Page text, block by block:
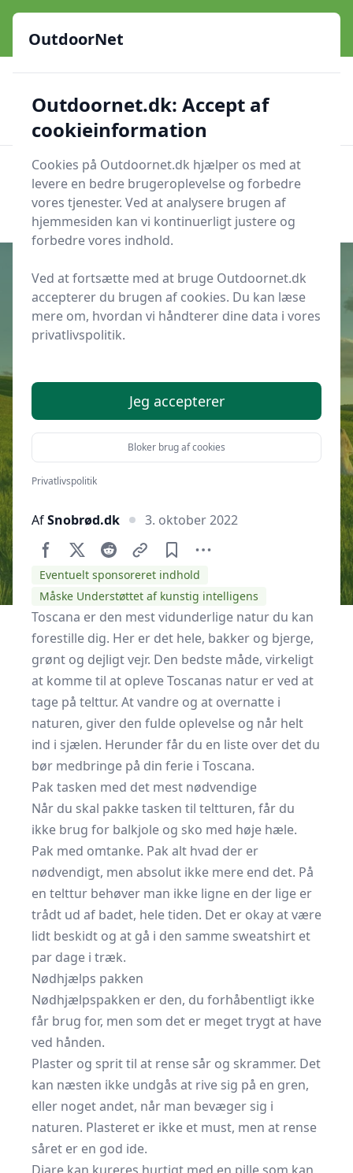
OutdoorNet - Inspiration, guides og grej til livet under åben
himmel
23 produktyper 🔐Sikker nethandel
Verificerede webshops
OutdoorNet
Søg nu
Søg nu
Udgivet iCamping
9 gode råd når du skal på telttur i
AfSnobrød.dk 3. oktober 2022
Eventuelt sponsoreret indhold
Måske Understøttet af kunstig intelligens
Toscana er den mest vidunderlige natur du kan
forestille dig. Her er det hele, bakker og bjerge,
grønt og dejligt vejr. Den bedste måde, virkeligt
at komme til at opleve Toscanas natur er ved at
tage på telttur. At vandre og at overnatte i
naturen, giver den fulde oplevelse og når helt
ind i sjælen. Herunder får du en liste over det du
bør medbringe på din ferie i Toscana.
Pak tasken med det mest nødvendige
Når du skal pakke tasken til teltturen, får du
ikke brug for balkjole og sko med høje hæle.
Pak med omtanke. Pak alt hvad der er
nødvendigt, men absolut ikke mere end det. På
en telttur behøver man ikke ligne en der lige er
trådt ud af badet, hele tiden. Det er okay at være
lidt beskidt og at gå i den samme sweatshirt et
par dage i træk.
Nødhjælps pakken
Nødhjælpspakken er den, du forhåbentligt ikke
får brug for, men som det er meget trygt at have
ved hånden.
Plaster og sprit til at rense sår og skrammer. Det
kan næsten ikke undgås at rive sig på en gren,
eller noget andet, når man bevæger sig i
naturen. Plasteret er ikke et must, men at rense
såret er en god ide.
OutdoorNet
Outdoornet.dk: Accept af
cookieinformation
Cookies på Outdoornet.dk hjælper os med at
levere en bedre brugeroplevelse og forbedre
vores tjenester. Ved at analysere brugen af
hjemmesiden kan vi kontinuerligt justere og
forbedre vores indhold.
Ved at fortsætte med at bruge Outdoornet.dk
accepterer du brugen af cookies. Du kan læse
mere om, hvordan vi håndterer dine data i vores
privatlivspolitik.
Jeg accepterer
Bloker brug af cookies
Privatlivspolitik